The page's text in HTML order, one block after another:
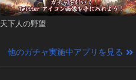
天下人の野望
他のガチャ実施中アプリを見る